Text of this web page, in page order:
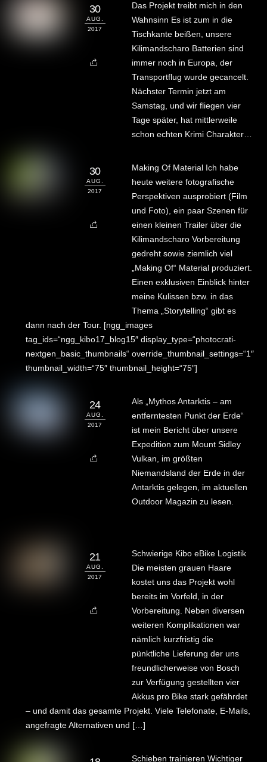
30
AUG.
2017
Das Projekt treibt mich in den
Wahnsinn Es ist zum in die
Tischkante beißen, unsere
Kilimandscharo Batterien sind
immer noch in Europa, der
Transportflug wurde gecancelt.
Nächster Termin jetzt am
Samstag, und wir fliegen vier
Tage später, hat mittlerweile
schon echten Krimi Charakter…
30
AUG.
2017
Making Of Material Ich habe
heute weitere fotografische
Perspektiven ausprobiert (Film
und Foto), ein paar Szenen für
einen kleinen Trailer über die
Kilimandscharo Vorbereitung
gedreht sowie ziemlich viel
„Making Of“ Material produziert.
Einen exklusiven Einblick hinter
meine Kulissen bzw. in das
Thema „Storytelling“ gibt es
dann nach der Tour. [ngg_images
tag_ids=“ngg_kibo17_blog15″ display_type=“photocrati-
nextgen_basic_thumbnails“ override_thumbnail_settings=“1″
thumbnail_width=“75″ thumbnail_height=“75″]
24
AUG.
2017
Als „Mythos Antarktis – am
entferntesten Punkt der Erde“
ist mein Bericht über unsere
Expedition zum Mount Sidley
Vulkan, im größten
Niemandsland der Erde in der
Antarktis gelegen, im aktuellen
Outdoor Magazin zu lesen.
21
AUG.
2017
Schwierige Kibo eBike Logistik
Die meisten grauen Haare
kostet uns das Projekt wohl
bereits im Vorfeld, in der
Vorbereitung. Neben diversen
weiteren Komplikationen war
nämlich kurzfristig die
pünktliche Lieferung der uns
freundlicherweise von Bosch
zur Verfügung gestellten vier
Akkus pro Bike stark gefährdet
– und damit das gesamte Projekt. Viele Telefonate, E-Mails,
angefragte Alternativen und […]
Schieben trainieren Wichtiger